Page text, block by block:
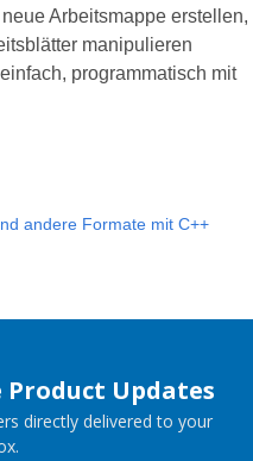
Arbeitsmappe erstellen,
manipulieren
programmatisch mit
andere Formate mit C++
Product Updates
directly delivered to your